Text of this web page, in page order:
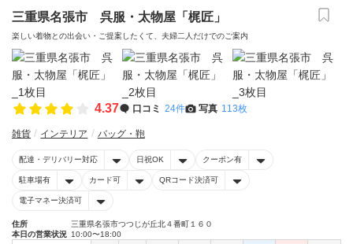
三重県名張市 呉服・太物屋「梶匠」
楽しい着物との出会い・ご提案したくて、夫婦二人だけでのご案内
4.37 口コミ 24件 写真 113枚
雑貨 インテリア バッグ・鞄
配達・デリバリー対応 日祝OK クーポン有
駐車場有 カード可 QRコード決済可
電子マネー決済可
住所
三重県名張市つつじが丘北４番町１６０
本日の営業状況 10:00〜18:00